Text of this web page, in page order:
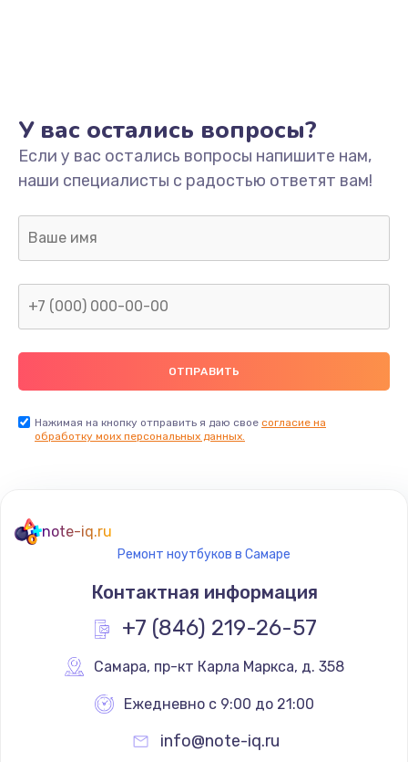
У вас остались вопросы?
Если у вас остались вопросы напишите нам,
наши специалисты с радостью ответят вам!
Нажимая на кнопку отправить я даю свое согласие на
обработку моих персональных данных.
note-iq.ru
Ремонт ноутбуков в Самаре
Контактная информация
+7 (846) 219-26-57
Самара, пр-кт Карла Маркса, д. 358
Ежедневно с 9:00 до 21:00
info@note-iq.ru